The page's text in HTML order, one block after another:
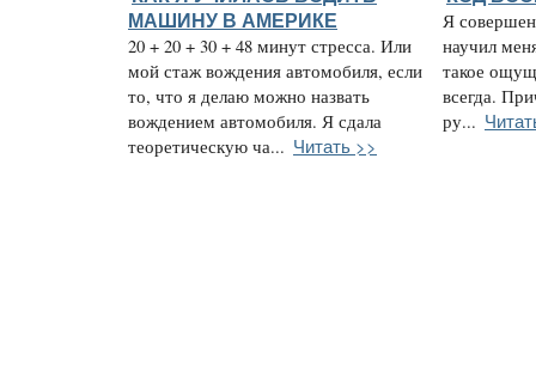
МАШИНУ В АМЕРИКЕ
20 + 20 + 30 + 48 минут стресса. Или
мой стаж вождения автомобиля, если
то, что я делаю можно назвать
вождением автомобиля. Я сдала
теоретическую ча... Читать >>
Я
научил
такое
всегда.
ру...